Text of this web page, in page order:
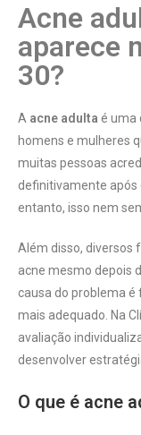
Acne
aparece
30?
A acne adulta é uma
homens e mulheres
muitas pessoas
definitivamente após
entanto, isso nem
Além disso, diversos
acne mesmo depois
causa do problema
mais adequado. Na
avaliação
desenvolver
O que é acne